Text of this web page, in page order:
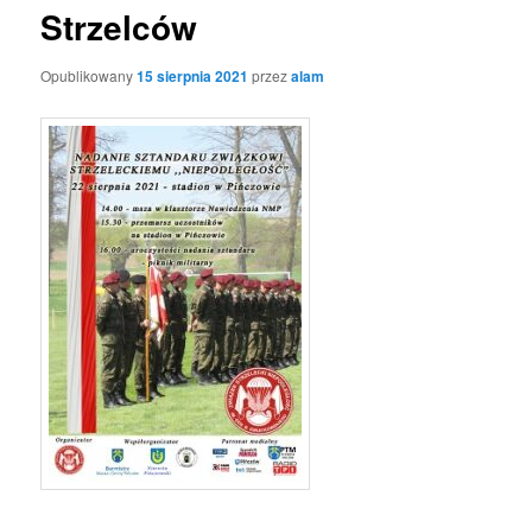
Strzelców
Opublikowany15 sierpnia 2021 przezalam